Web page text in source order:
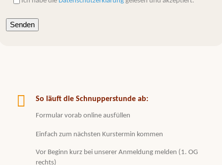
So läuft die Schnupperstunde ab:
Formular vorab online ausfüllen
Einfach zum nächsten Kurstermin kommen
Vor Beginn kurz bei unserer Anmeldung melden (1. OG
rechts)